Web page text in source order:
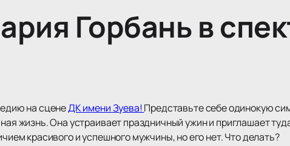
Горбань в
на сценеДК имени Зуева! Представьте себе одинокую
жизнь. Она устраивает праздничный ужин и приглашает
красивого и успешного мужчины, но его нет. Что делать?